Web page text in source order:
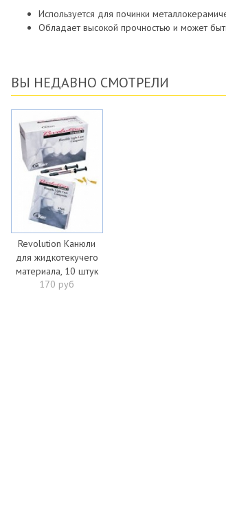
Используется для починки
Обладает высокой прочностью и может
ВЫ НЕДАВНО СМОТРЕЛИ
Revolution Канюли
для жидкотекучего
материала, 10 штук
170 руб